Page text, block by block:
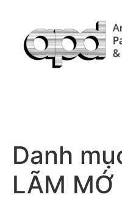
Danh
LÃM MỚ